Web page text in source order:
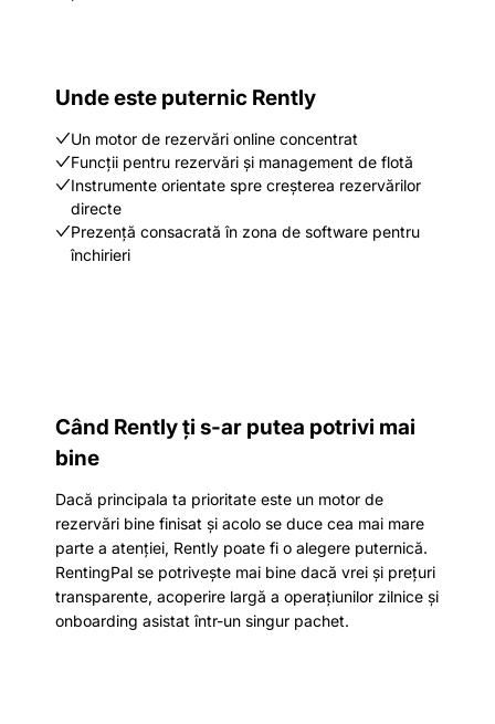
Unde este puternic Rently
Un motor de rezervări online concentrat
Funcții pentru rezervări și management de flotă
Instrumente orientate spre creșterea rezervărilor
directe
Prezență consacrată în zona de software pentru
închirieri
Când Rently ți s-ar putea potrivi mai
bine
Dacă principala ta prioritate este un motor de
rezervări bine finisat și acolo se duce cea mai mare
parte a atenției, Rently poate fi o alegere puternică.
RentingPal se potrivește mai bine dacă vrei și prețuri
transparente, acoperire largă a operațiunilor zilnice și
onboarding asistat într-un singur pachet.